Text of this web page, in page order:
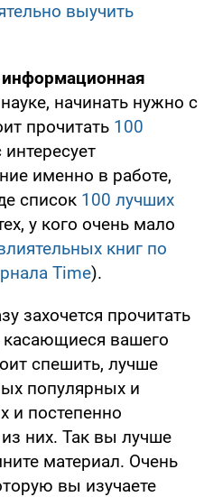
выучить
начинать нужно с
прочитать 100
именно в работе,
список 100 лучших
у кого очень мало
книг по
Time).
захочется прочитать
касающиеся вашего
спешить, лучше
популярных и
и постепенно
них. Так вы лучше
материал. Очень
вы изучаете